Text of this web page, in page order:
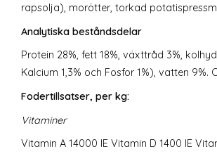
rapsolja), morötter, torkad
Analytiska beståndsdelar
Protein 28%, fett 18%, växttråd 3%,
Kalcium 1,3% och Fosfor 1%), vatten
Fodertillsatser, per kg:
Vitaminer
Vitamin A 14000 IE Vitamin D 1400 IE